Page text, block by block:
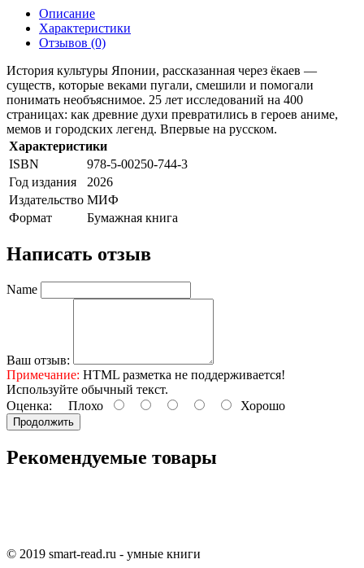
Описание
Характеристики
Отзывов (0)
История культуры Японии, рассказанная через ёкаев —
существ, которые веками пугали, смешили и помогали
понимать необъяснимое. 25 лет исследований на 400
страницах: как древние духи превратились в героев аниме,
мемов и городских легенд. Впервые на русском.
Характеристики
ISBN
978-5-00250-744-3
Год издания
2026
Издательство МИФ
Формат
Бумажная книга
Написать отзыв
Name
Ваш отзыв:
Примечание: HTML разметка не поддерживается!
Используйте обычный текст.
Оценка: Плохо Хорошо
Продолжить
Рекомендуемые товары
© 2019 smart-read.ru - умные книги